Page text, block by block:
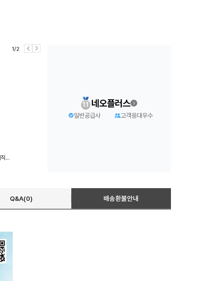
1/2
문구사무/자동연필(0.7/1자루/매직하우스)X5개
네오플러스
일반공급사 고객응대우수
Q&A(0) 배송환불안내